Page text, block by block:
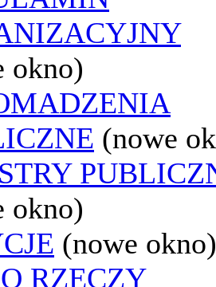
okno)
(nowe
okno)
(nowe okno)
RZECZY